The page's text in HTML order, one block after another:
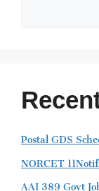
Postal GDS
NORCET
AAI 389 Govt